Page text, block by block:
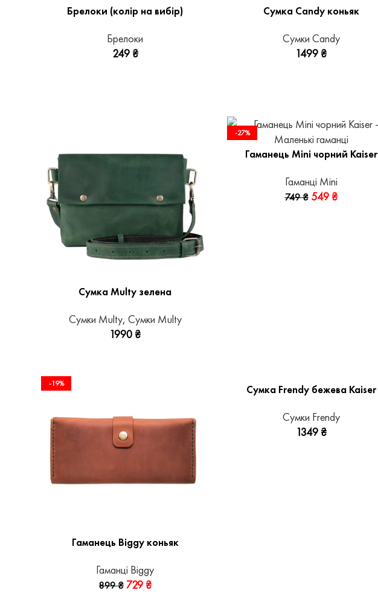
Брелоки (колір на вибір)
Брелоки
249 ₴
Сумка Candy коньяк
Сумки Candy
1499 ₴
Сумка Multy зелена
Сумки Multy, Сумки Multy
1990 ₴
-27%
Гаманець Mini чорний Kaiser
Гаманці Mini
749₴ 549 ₴
-19%
Гаманець Biggy коньяк
Гаманці Biggy
899₴ 729 ₴
Сумка Frendy бежева Kaiser
Сумки Frendy
1349 ₴